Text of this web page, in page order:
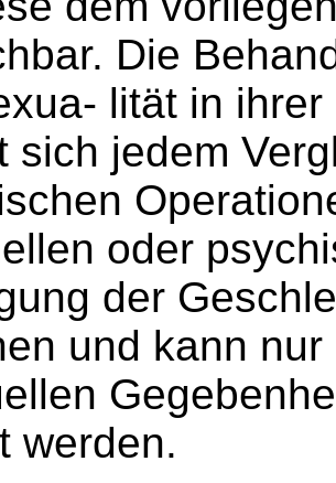
Die
lität in
sich jedem
oder
der
und kann
werden.